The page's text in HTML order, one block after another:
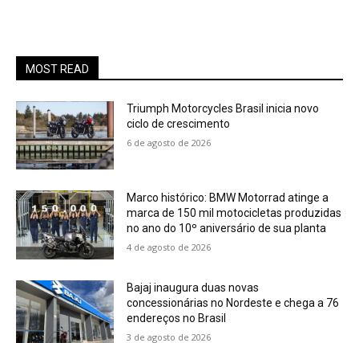
MOST READ
Triumph Motorcycles Brasil inicia novo
ciclo de crescimento
6 de agosto de 2026
Marco histórico: BMW Motorrad atinge a
marca de 150 mil motocicletas produzidas
no ano do 10º aniversário de sua planta
4 de agosto de 2026
Bajaj inaugura duas novas
concessionárias no Nordeste e chega a 76
endereços no Brasil
3 de agosto de 2026